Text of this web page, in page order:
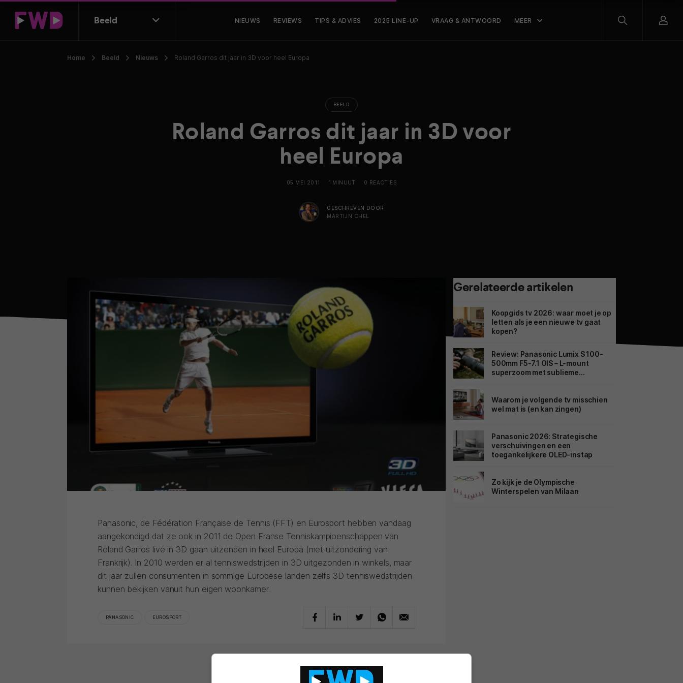
Beeld NIEUWS REVIEWS TIPS & ADVIES 2025 LINE-UP VRAAG & ANTWOORD MEER
Home Beeld Nieuws Roland Garros dit jaar in 3D voor heel Europa
BEELD
Roland Garros dit jaar in 3D voor
heel Europa
05 MEI 2011 1 MINUUT 0 REACTIES
GESCHREVEN DOOR
MARTIJN CHEL
Panasonic, de Fédération Française de Tennis (FFT) en Eurosport hebben vandaag
aangekondigd dat ze ook in 2011 de Open Franse Tenniskampioenschappen van
Roland Garros live in 3D gaan uitzenden in heel Europa (met uitzondering van
Frankrijk). In 2010 werden er al tenniswedstrijden in 3D uitgezonden in winkels, maar
dit jaar zullen consumenten in sommige Europese landen zelfs 3D tenniswedstrijden
kunnen bekijken vanuit hun eigen woonkamer.
PANASONIC EUROSPORT
Gerelateerde artikelen
Koopgids tv 2026: waar moet je op
letten als je een nieuwe tv gaat
kopen?
Review: Panasonic Lumix S 100-
500mm F5-7.1 OIS – L-mount
superzoom met sublieme
Waarom je volgende tv misschien
wel mat is (en kan zingen)
Panasonic 2026: Strategische
verschuivingen en een
toegankelijkere OLED-instap
Zo kijk je de Olympische
Winterspelen van Milaan